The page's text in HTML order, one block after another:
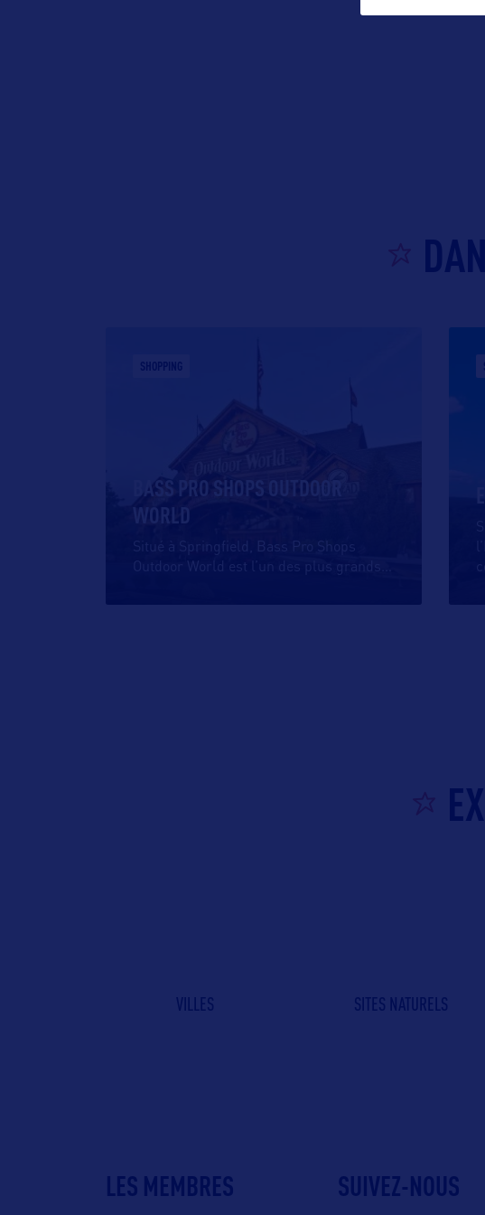
SHOPPING
BASS PRO SHOPS OUTDOOR
WORLD
Situé à Springfield, Bass Pro Shops
Outdoor World est l’un des plus grands
VILLES SITES NATURELS
LES MEMBRES SUIVEZ-NOUS